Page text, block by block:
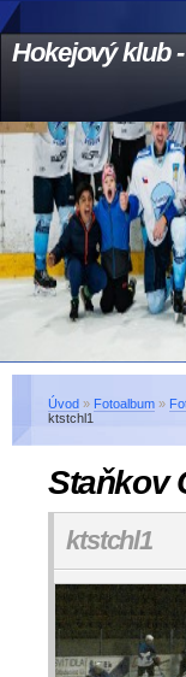
Hokejový klub
Úvod » Fotoalbum »
ktstchl1
Staňkov
ktstchl1